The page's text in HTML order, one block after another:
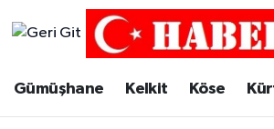
Gümüşhane Kelkit Köse
Merkez Trafik Yoğunluk